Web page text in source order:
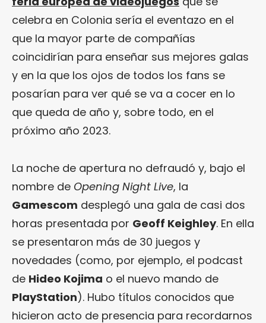
celebra en Colonia sería el eventazo en el
que la mayor parte de compañías
coincidirían para enseñar sus mejores galas
y en la que los ojos de todos los fans se
posarían para ver qué se va a cocer en lo
que queda de año y, sobre todo, en el
próximo año 2023.
La noche de apertura no defraudó y, bajo el
nombre de Opening Night Live, la
Gamescom desplegó una gala de casi dos
horas presentada por Geoff Keighley. En ella
se presentaron más de 30 juegos y
novedades (como, por ejemplo, el podcast
de Hideo Kojima o el nuevo mando de
PlayStation). Hubo títulos conocidos que
hicieron acto de presencia para recordarnos